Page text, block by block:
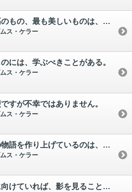
人生で最高のもの、最も美しいものは、目に見えず触れることもできません。 それは心で感じるものなのです。
ス・ケラー
には、学ぶべきことがある。
ス・ケラー
すが不幸ではありません。
ス・ケラー
私の生涯の物語を作り上げているのは、私のお友だちであることがおわかりでしょう。 思えば数えきれぬほどたくさんの方法で、この人々は私の欠陥を、かえって美しい特権に変え、私の眼と耳の損失が醸し出す闇と沈黙の谷の陰を、心静かに幸福に歩ませてくださるのであります。
ス・ケラー
顔を太陽に向けていれば、影を見ることはできない。